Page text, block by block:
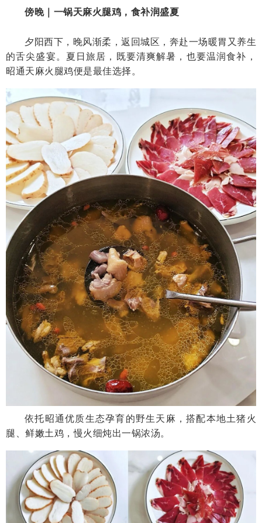
傍晚｜一锅天麻火腿鸡，食补润盛夏
夕阳西下，晚风渐柔，返回城区，奔赴一场暖胃又养生
的舌尖盛宴。夏日旅居，既要清爽解暑，也要温润食补，
昭通天麻火腿鸡便是最佳选择。
依托昭通优质生态孕育的野生天麻，搭配本地土猪火
腿、鲜嫩土鸡，慢火细炖出一锅浓汤。